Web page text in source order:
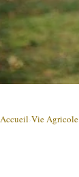
Accueil›Vie Agricole